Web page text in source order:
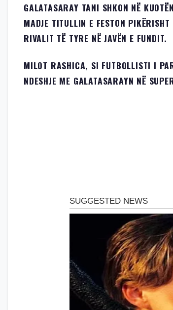
GALATASARAY TANI SHKON NË
MADJE TITULLIN E FESTON
RIVALIT TË TYRE NË JAVËN E FUNDIT.
MILOT RASHICA, SI FUTBOLLISTI I
NDESHJE ME GALATASARAYN NË